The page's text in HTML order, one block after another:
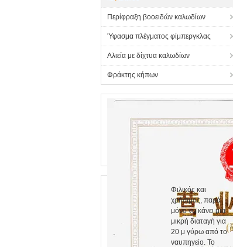
Περίφραξη βοοειδών καλωδίων
Ύφασμα πλέγματος φίμπεργκλας
Αλιεία με δίχτυα καλωδίων
Φράκτης κήπων
Φιλικός και
χρήσιμος, παρά
μόνο να κάνει μια
μικρή διαταγή για
20 μ γύρω από το
ναυπηγείο. Το